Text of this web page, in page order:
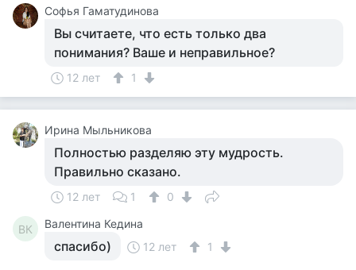
Софья Гаматудинова
Вы считаете, что есть только два
понимания? Ваше и неправильное?
12 лет 1
Ирина Мыльникова
Полностью разделяю эту мудрость.
Правильно сказано.
12 лет 1 0
ВК Валентина Кедина
спасибо) 12 лет 1